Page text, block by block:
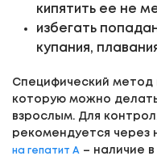
кипятить ее не
избегать
купания,
Специфический метод
которую можно
взрослым. Для
рекомендуется через
на гепатит А – наличие